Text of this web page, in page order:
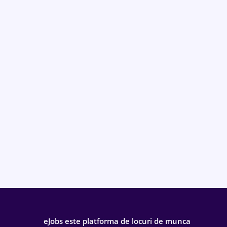
eJobs este platforma de locuri de munca